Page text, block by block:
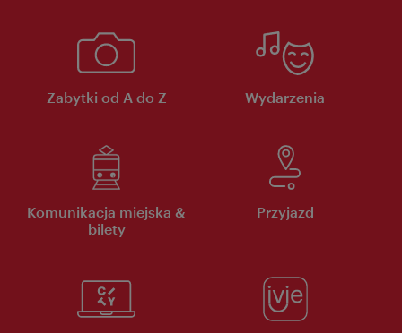
Zabytki od A do Z Wydarzenia
Komunikacja miejska &
bilety
Przyjazd